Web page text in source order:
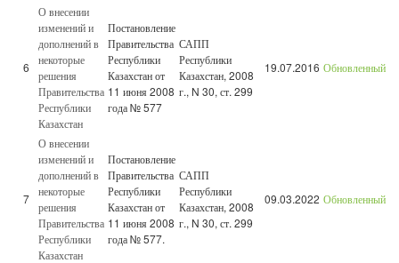
6
О внесении
изменений и
дополнений в
некоторые
решения
Правительства
Республики
Казахстан
Постановление
Правительства
Республики
Казахстан от
11 июня 2008
года № 577
САПП
Республики
Казахстан, 2008
г., N 30, ст. 299
19.07.2016 Обновленный
7
О внесении
изменений и
дополнений в
некоторые
решения
Правительства
Республики
Казахстан
Постановление
Правительства
Республики
Казахстан от
11 июня 2008
года № 577.
САПП
Республики
Казахстан, 2008
г., N 30, ст. 299
09.03.2022 Обновленный